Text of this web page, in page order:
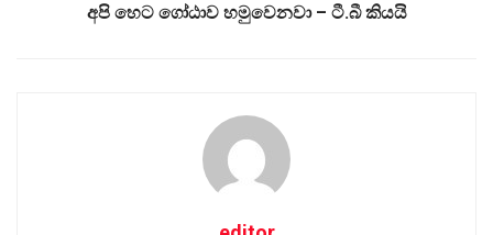
අපි හෙට ගෝඨාව හමුවෙනවා – ටී.බී කියයි